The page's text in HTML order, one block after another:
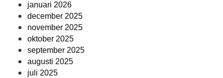
januari 2026
december 2025
november 2025
oktober 2025
september 2025
augusti 2025
juli 2025